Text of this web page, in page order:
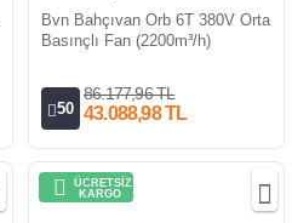
Bvn Bahçıvan Orb 6T 380V Orta
Basınçlı Fan (2200m³/h)
50
86.177,96 TL
43.088,98 TL
ÜCRETSİZ
KARGO